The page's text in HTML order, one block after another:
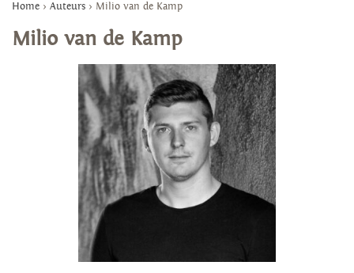
Home > Auteurs > Milio van de Kamp
Milio van de Kamp